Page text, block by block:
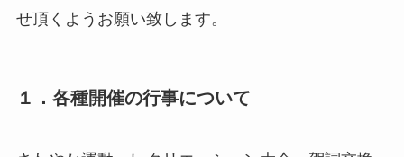
せ頂くようお願い致します。
１．各種開催の行事について